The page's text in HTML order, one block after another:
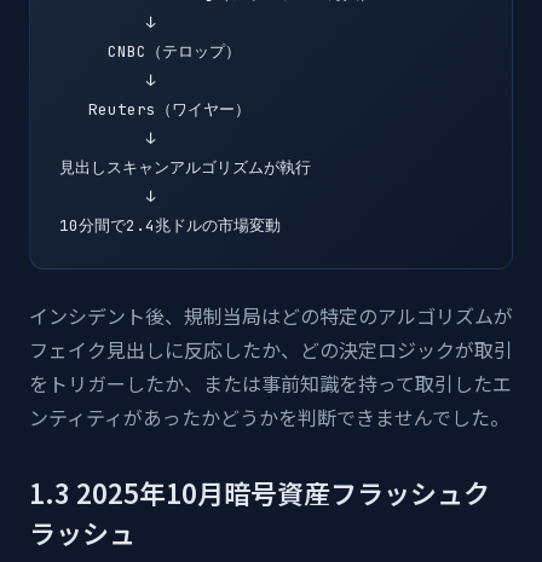
         ↓
     CNBC（テロップ）
         ↓
   Reuters（ワイヤー）
         ↓
見出しスキャンアルゴリズムが執行
         ↓
10分間で2.4兆ドルの市場変動
インシデント後、規制当局はどの特定のアルゴリズムが
フェイク見出しに反応したか、どの決定ロジックが取引
をトリガーしたか、または事前知識を持って取引したエ
ンティティがあったかどうかを判断できませんでした。
1.3 2025年10月暗号資産フラッシュク
ラッシュ